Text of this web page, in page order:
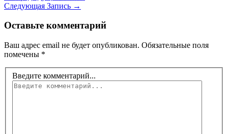
Следующая Запись →
Оставьте комментарий
Ваш адрес email не будет опубликован. Обязательные поля
помечены *
Введите комментарий...